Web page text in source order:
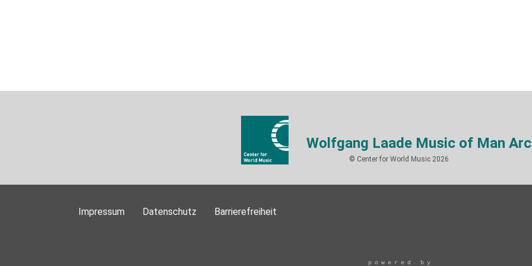
Wolfgang Laade Music of Man
© Center for World Music 2026
Impressum Datenschutz Barrierefreiheit